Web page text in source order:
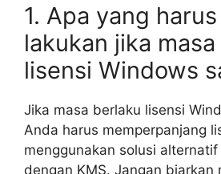
1. Apa yang
lakukan jika
lisensi Windows
Jika masa berlaku lisensi
Anda harus memperpanjang
menggunakan solusi
dengan KMS. Jangan biarkan